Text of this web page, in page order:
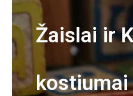
Žaislai ir
kostiumai